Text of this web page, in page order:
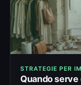
STRATEGIE PER
Quando